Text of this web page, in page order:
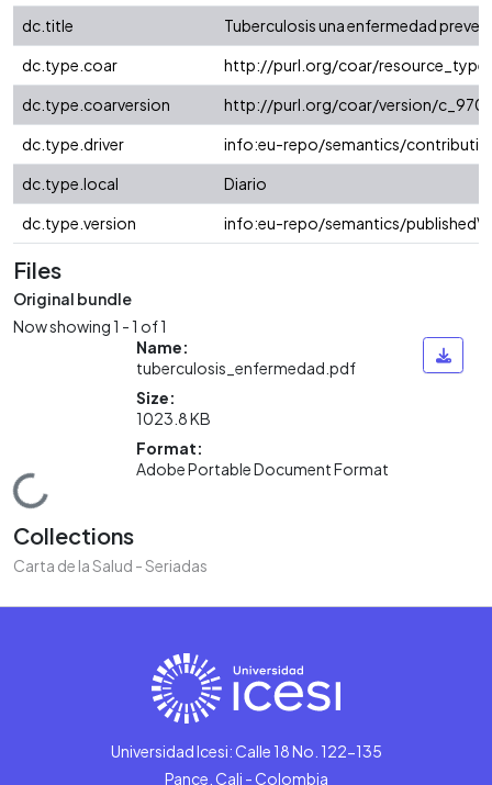
dc.title
Tuberculosis una enfermedad
dc.type.coar
http://purl.org/coar/
dc.type.coarversion
http://purl.org/coar/version/
dc.type.driver
info:eu-repo/semantics/
dc.type.local
Diario
dc.type.version
info:eu-repo/semantics/
Files
Original bundle
Now showing1 - 1 of 1
Loading...
Name:
tuberculosis_enfermedad.pdf
Size:
1023.8 KB
Format:
Adobe Portable Document Format
Collections
Carta de la Salud - Seriadas
Universidad Icesi: Calle 18 No. 122-135
Pance, Cali - Colombia